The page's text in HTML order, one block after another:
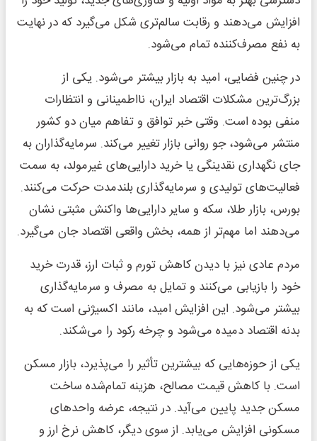
افزایش می‌دهند و رقابت سالم‌تری شکل می‌گیرد که در نهایت
به نفع مصرف‌کننده تمام می‌شود.
در چنین فضایی، امید به بازار بیشتر می‌شود. یکی از
بزرگ‌ترین مشکلات اقتصاد ایران، نااطمینانی و انتظارات
منفی بوده است. وقتی خبر توافق و تفاهم میان دو کشور
منتشر می‌شود، جو روانی بازار تغییر می‌کند. سرمایه‌گذاران به
جای نگهداری نقدینگی یا خرید دارایی‌های غیرمولد، به سمت
فعالیت‌های تولیدی و سرمایه‌گذاری بلندمدت حرکت می‌کنند.
بورس، بازار طلا، سکه و سایر دارایی‌ها واکنش مثبتی نشان
می‌دهند اما مهم‌تر از همه، بخش واقعی اقتصاد جان می‌گیرد.
مردم عادی نیز با دیدن کاهش تورم و ثبات ارز، قدرت خرید
خود را بازیابی می‌کنند و تمایل به مصرف و سرمایه‌گذاری
بیشتر می‌شود. این افزایش امید، مانند اکسیژنی است که به
بدنه اقتصاد دمیده می‌شود و چرخه رکود را می‌شکند.
یکی از حوزه‌هایی که بیشترین تأثیر را می‌پذیرد، بازار مسکن
است. با کاهش قیمت مصالح، هزینه تمام‌شده ساخت
مسکن جدید پایین می‌آید. در نتیجه، عرضه واحدهای
مسکونی افزایش می‌یابد. از سوی دیگر، کاهش نرخ ارز و